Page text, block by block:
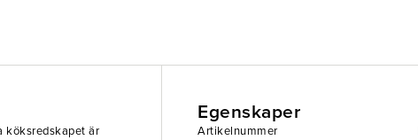
köksredskapet är
Egenskaper
Artikelnummer